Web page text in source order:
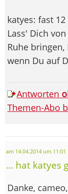
katyes: fast
Lass' Dich
Ruhe
wenn Du auf
Antworten
Themen-Abo
am 14.04.2014 um 11:01
... hat katyes
Danke,